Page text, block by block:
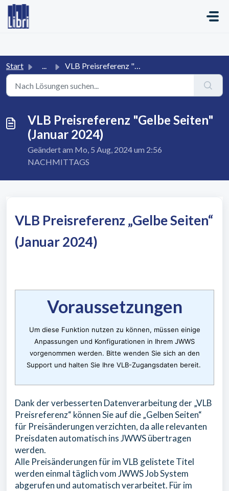
Zum hauptsächlichen Inhalt gehen
Start ... VLB Preisreferenz "Gelbe Seiten" (Januar 2024)
VLB Preisreferenz "Gelbe Seiten"
(Januar 2024)
Geändert am Mo, 5 Aug, 2024 um 2:56
NACHMITTAGS
VLB Preisreferenz „Gelbe Seiten“
(Januar 2024)
Voraussetzungen
Um diese Funktion nutzen zu können, müssen einige
Anpassungen und Konfigurationen in Ihrem JWWS
vorgenommen werden. Bitte wenden Sie sich an den
Support und halten Sie Ihre VLB-Zugangsdaten bereit.
Dank der verbesserten Datenverarbeitung der „VLB
Preisreferenz“ können Sie auf die „Gelben Seiten“
für Preisänderungen verzichten, da alle relevanten
Preisdaten automatisch ins JWWS übertragen
werden.
Alle Preisänderungen für im VLB gelistete Titel
werden einmal täglich vom JWWS Job System
abgerufen und automatisch verarbeitet. Für im